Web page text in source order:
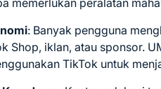
memerlukan peralatan
: Banyak pengguna
Shop, iklan, atau sponsor.
TikTok untuk